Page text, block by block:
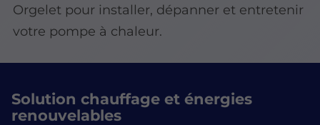
Orgelet pour installer, dépanner et entretenir
votre pompe à chaleur.
Solution chauffage et énergies
renouvelables